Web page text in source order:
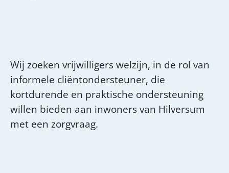
Wij zoeken vrijwilligers welzijn, in de rol van
informele cliëntondersteuner, die
kortdurende en praktische ondersteuning
willen bieden aan inwoners van Hilversum
met een zorgvraag.